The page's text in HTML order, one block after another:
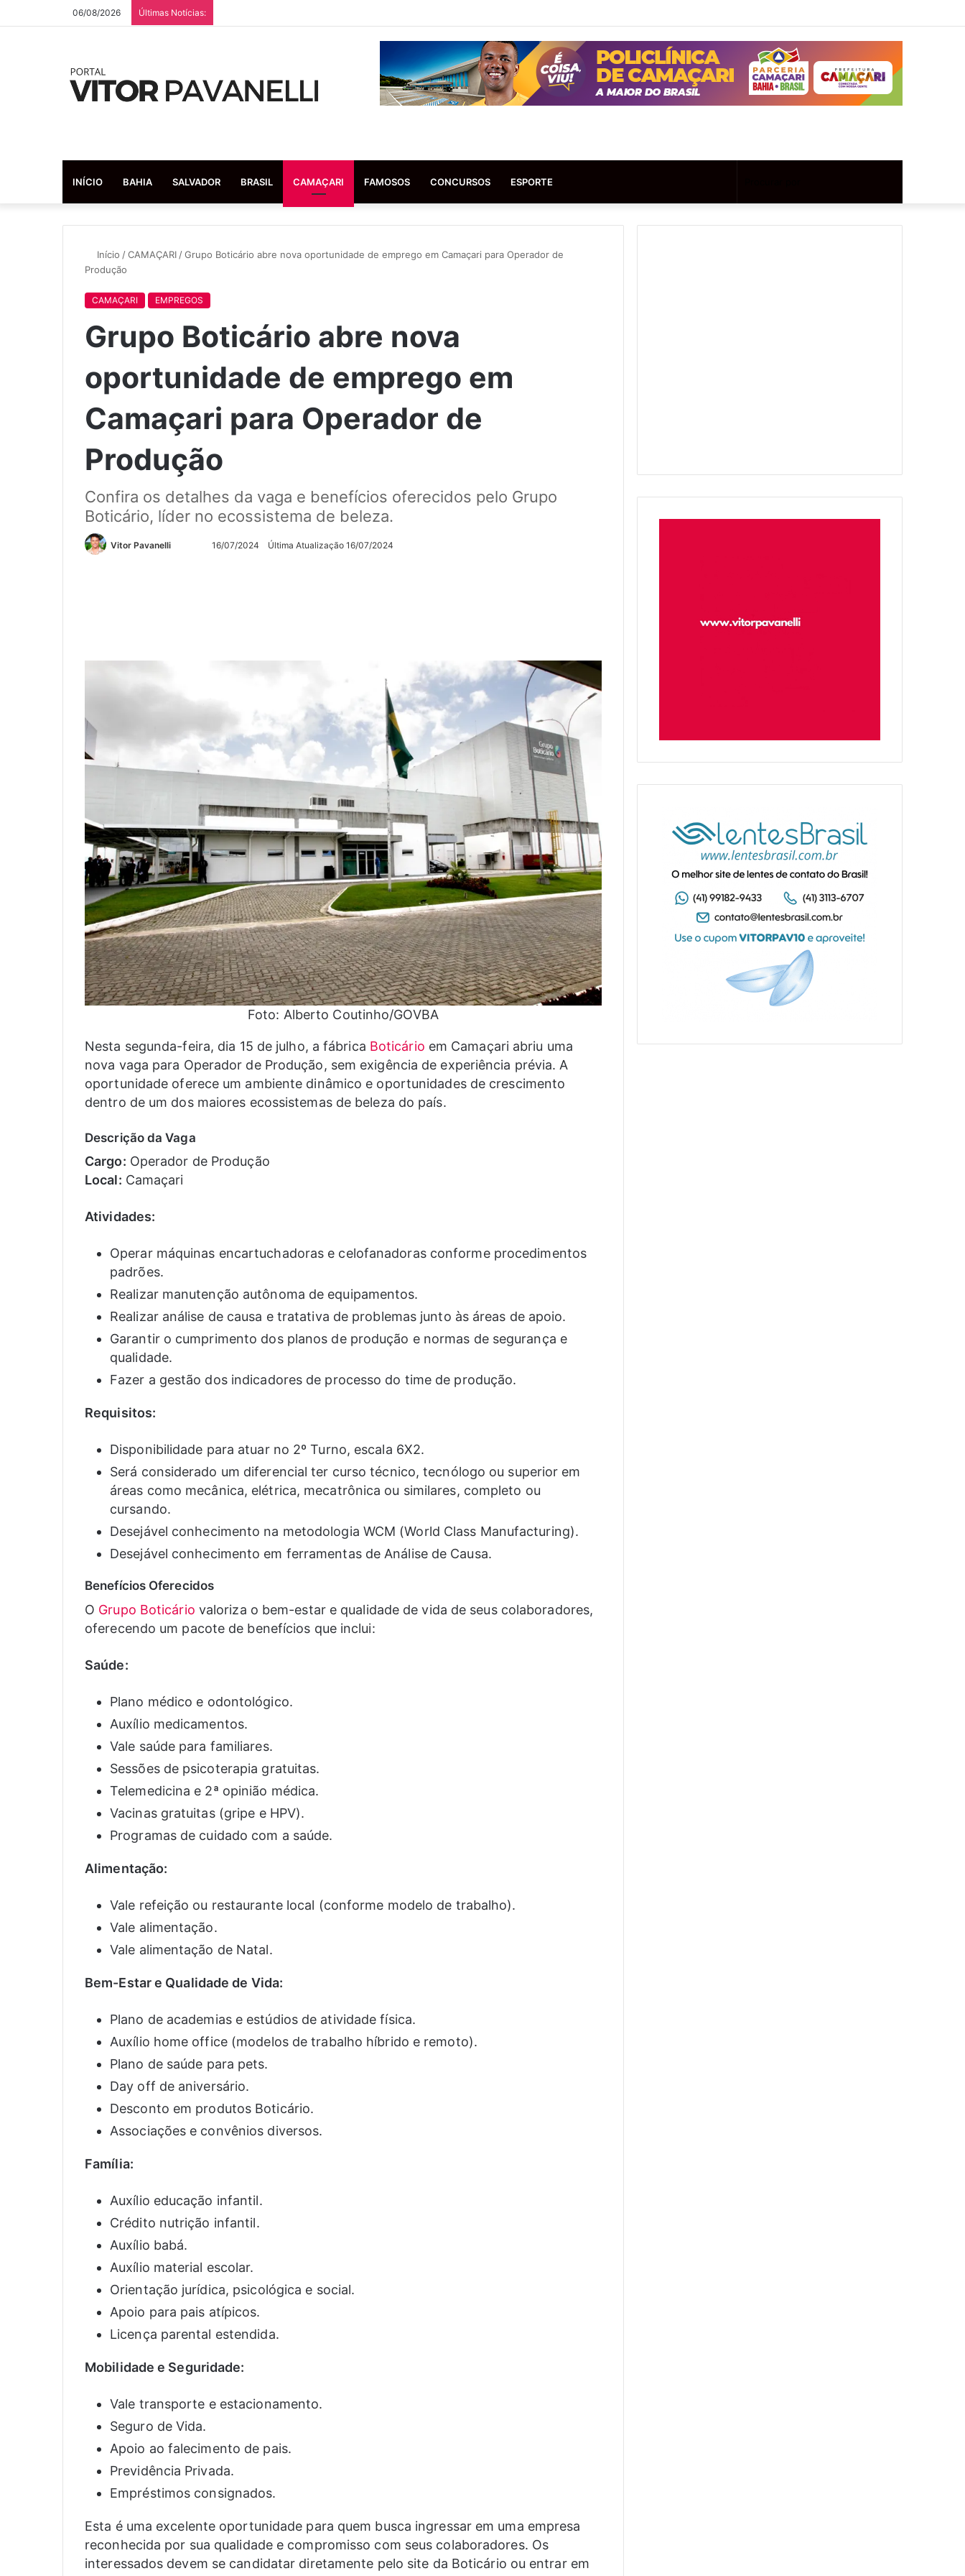
06/08/2026 Últimas Notícias:
INÍCIO BAHIA SALVADOR BRASIL CAMAÇARI FAMOSOS CONCURSOS ESPORTE
por
aleatório
Início /CAMAÇARI /Grupo Boticário abre nova oportunidade de emprego em Camaçari para Operador de
Produção
CAMAÇARI EMPREGOS
Grupo Boticário abre nova
oportunidade de emprego em
Camaçari para Operador de
Produção
Confira os detalhes da vaga e benefícios oferecidos pelo Grupo
Boticário, líder no ecossistema de beleza.
Vitor Pavanelli
Mande16/07/2024 Última Atualização 16/07/2024
Foto: Alberto Coutinho/GOVBA
Nesta segunda-feira, dia 15 de julho, a fábrica Boticário em Camaçari abriu uma
nova vaga para Operador de Produção, sem exigência de experiência prévia. A
oportunidade oferece um ambiente dinâmico e oportunidades de crescimento
dentro de um dos maiores ecossistemas de beleza do país.
Descrição da Vaga
Cargo: Operador de Produção
Local: Camaçari
Atividades:
Operar máquinas encartuchadoras e celofanadoras conforme procedimentos
padrões.
Realizar manutenção autônoma de equipamentos.
Realizar análise de causa e tratativa de problemas junto às áreas de apoio.
Garantir o cumprimento dos planos de produção e normas de segurança e
qualidade.
Fazer a gestão dos indicadores de processo do time de produção.
Requisitos:
Disponibilidade para atuar no 2º Turno, escala 6X2.
Será considerado um diferencial ter curso técnico, tecnólogo ou superior em
áreas como mecânica, elétrica, mecatrônica ou similares, completo ou
cursando.
Desejável conhecimento na metodologia WCM (World Class Manufacturing).
Desejável conhecimento em ferramentas de Análise de Causa.
Benefícios Oferecidos
O Grupo Boticário valoriza o bem-estar e qualidade de vida de seus colaboradores,
oferecendo um pacote de benefícios que inclui:
Saúde:
Plano médico e odontológico.
Auxílio medicamentos.
Vale saúde para familiares.
Sessões de psicoterapia gratuitas.
Telemedicina e 2ª opinião médica.
Vacinas gratuitas (gripe e HPV).
Programas de cuidado com a saúde.
Alimentação:
Vale refeição ou restaurante local (conforme modelo de trabalho).
Vale alimentação.
Vale alimentação de Natal.
Bem-Estar e Qualidade de Vida:
Plano de academias e estúdios de atividade física.
Auxílio home office (modelos de trabalho híbrido e remoto).
Plano de saúde para pets.
Day off de aniversário.
Desconto em produtos Boticário.
Associações e convênios diversos.
Família:
Auxílio educação infantil.
Crédito nutrição infantil.
Auxílio babá.
Auxílio material escolar.
Orientação jurídica, psicológica e social.
Apoio para pais atípicos.
Licença parental estendida.
Mobilidade e Seguridade:
Vale transporte e estacionamento.
Seguro de Vida.
Apoio ao falecimento de pais.
Previdência Privada.
Empréstimos consignados.
Esta é uma excelente oportunidade para quem busca ingressar em uma empresa
reconhecida por sua qualidade e compromisso com seus colaboradores. Os
interessados devem se candidatar diretamente pelo site da Boticário ou entrar em